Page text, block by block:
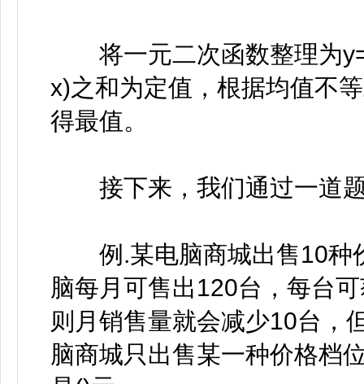
将一元二次函数整理为
x)之和为定值，根据均值不
得最值。
接下来，我们通过一道题
例.某电脑商城出售10种
脑每月可售出120台，每台
则月销售量就会减少10台，
脑商城只出售某一种价格档